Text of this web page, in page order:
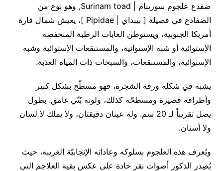
ضفدع علجوم سورينام | Surinam toad, وهو نوع من
الضفادع في فصيلة [ بيبداي | Pipidae ]، يعيش شمال قارة
أمريكا الجنوبية، ويستوطن الغابات الرطبة المنخفضة
الإستوائية أو شبه الإستوائية، والمستنقعات الإستوائية وشبه
الإستوائية، والمستنقعات، والسبخات ذات المياه العذبة.
يشبه في شكله ورقة الشجرة، فهو مسطّح بشكل كبير
وأطرافه قصيرة ومسطحّة كذلك، ولونه بُنّي غامق. بطول
يصل تقريباً لـ 20 سم. وله عينان دقيقتان، ولا يملك لا لسان
ولا أسنان.
ويُعرف هذه العلجوم بسلوكه وعاداته الإنجابيّة الغريبة، حيث
يُصِدر الذكور أصوات نقر حادة على عكس بقية العلاجم التي